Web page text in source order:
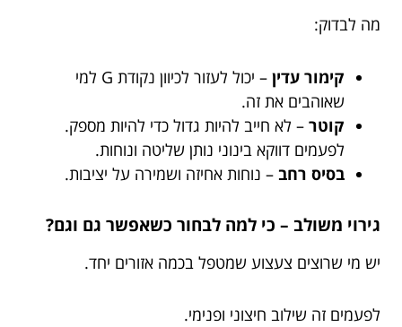
מה לבדוק:
קימור עדין
– יכול לעזור לכיוון נקודת G למי
שאוהבים את זה.
קוטר – לא חייב להיות גדול כדי להיות מספק.
לפעמים דווקא בינוני נותן שליטה ונוחות.
בסיס רחב – נוחות אחיזה ושמירה על יציבות.
גירוי משולב – כי למה לבחור כשאפשר גם וגם?
יש מי שרוצים צעצוע שמטפל בכמה אזורים יחד.
לפעמים זה שילוב חיצוני ופנימי.